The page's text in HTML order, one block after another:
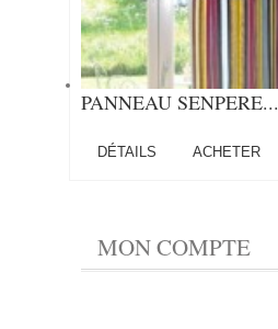
PANNEAU SENPERE...
DÉTAILS ACHETER
MON COMPTE